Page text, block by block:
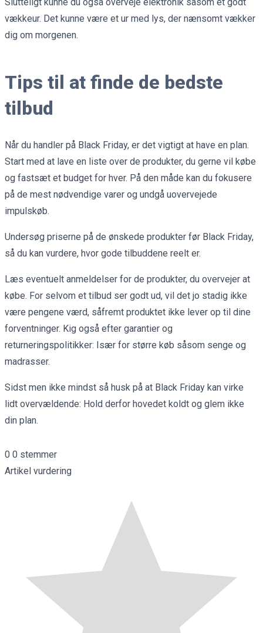
vækkeur. Det kunne være et ur med lys, der nænsomt vækker
dig om morgenen.
Tips til at finde de bedste
tilbud
Når du handler på Black Friday, er det vigtigt at have en plan.
Start med at lave en liste over de produkter, du gerne vil købe
og fastsæt et budget for hver. På den måde kan du fokusere
på de mest nødvendige varer og undgå uovervejede
impulskøb.
Undersøg priserne på de ønskede produkter før Black Friday,
så du kan vurdere, hvor gode tilbuddene reelt er.
Læs eventuelt anmeldelser for de produkter, du overvejer at
købe. For selvom et tilbud ser godt ud, vil det jo stadig ikke
være pengene værd, såfremt produktet ikke lever op til dine
forventninger. Kig også efter garantier og
returneringspolitikker: Især for større køb såsom senge og
madrasser.
Sidst men ikke mindst så husk på at Black Friday kan virke
lidt overvældende: Hold derfor hovedet koldt og glem ikke
din plan.
0 0 stemmer
Artikel vurdering